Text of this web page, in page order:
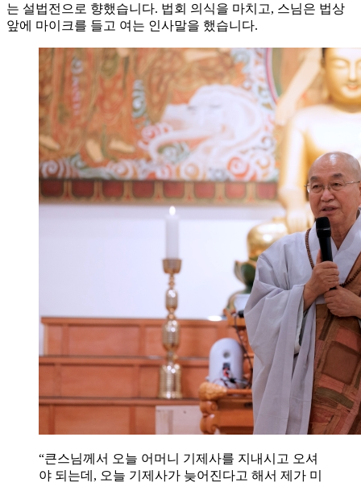
는 설법전으로 향했습니다. 법회 의식을 마치고, 스님은 법상
앞에 마이크를 들고 여는 인사말을 했습니다.
“큰스님께서 오늘 어머니 기제사를 지내시고 오셔
야 되는데, 오늘 기제사가 늦어진다고 해서 제가 미